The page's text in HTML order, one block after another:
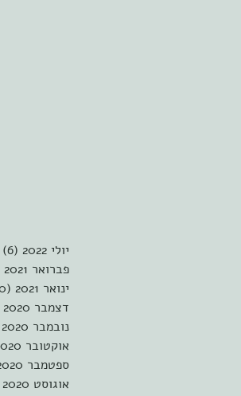
יולי 2022 (6)
פברואר 2021
ינואר 2021
(10)
דצמבר 2020
נובמבר 2020
אוקטובר 2020
ספטמבר 2020
אוגוסט 2020